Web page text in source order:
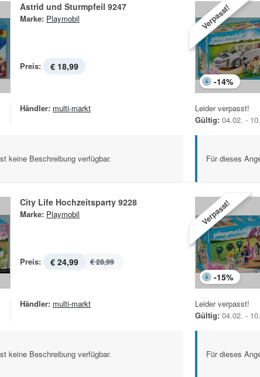
Astrid und Sturmpfeil 9247
Marke: Playmobil
Preis: € 18,99
Händler: multi-markt
keine Beschreibung verfügbar.
Verpasst!
-14%
Leider verpasst!
Gültig: 04.02. -
Für dieses
City Life Hochzeitsparty 9228
Marke: Playmobil
Preis: € 24,99 € 28,99
Händler: multi-markt
keine Beschreibung verfügbar.
Verpasst!
-15%
Leider verpasst!
Gültig: 04.02. -
Für dieses